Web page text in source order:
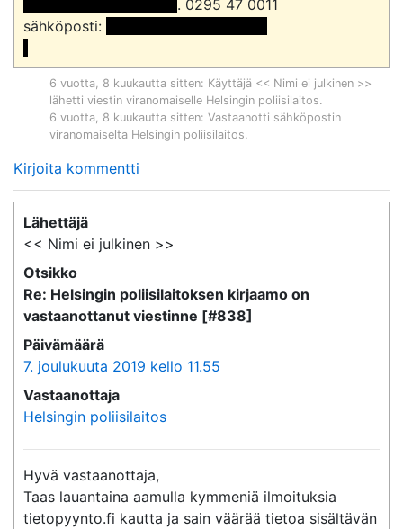
. 0295 47 0011
sähköposti:
6 vuotta, 8 kuukautta sitten: Käyttäjä << Nimi ei julkinen >>
lähetti viestin viranomaiselle Helsingin poliisilaitos.
6 vuotta, 8 kuukautta sitten: Vastaanotti sähköpostin
viranomaiselta Helsingin poliisilaitos.
Kirjoita kommentti
Lähettäjä
<< Nimi ei julkinen >>
Otsikko
Re: Helsingin poliisilaitoksen kirjaamo on
vastaanottanut viestinne [#838]
Päivämäärä
7. joulukuuta 2019 kello 11.55
Vastaanottaja
Helsingin poliisilaitos
Hyvä vastaanottaja,
Taas lauantaina aamulla kymmeniä ilmoituksia
tietopyynto.fi kautta ja sain väärää tietoa sisältävän